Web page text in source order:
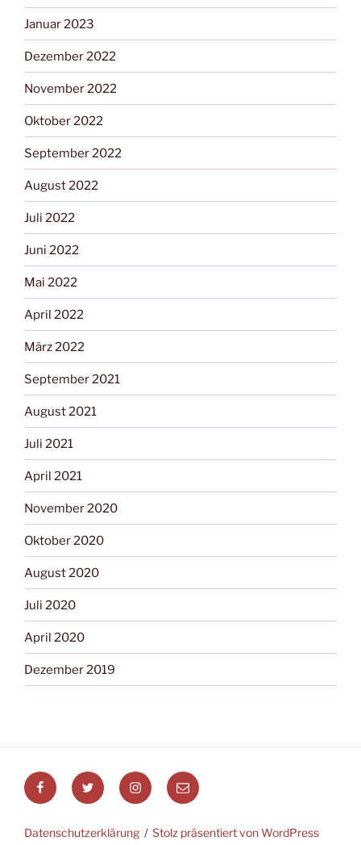
Januar 2023
Dezember 2022
November 2022
Oktober 2022
September 2022
August 2022
Juli 2022
Juni 2022
Mai 2022
April 2022
März 2022
September 2021
August 2021
Juli 2021
April 2021
November 2020
Oktober 2020
August 2020
Juli 2020
April 2020
Dezember 2019
Datenschutzerklärung Stolz präsentiert von WordPress